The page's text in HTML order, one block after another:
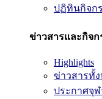
ปฏิทินกิจก
ข่าวสารและกิจก
Highlights
ข่าวสารทั้
ประกาศจุ